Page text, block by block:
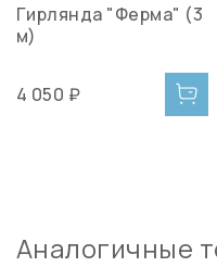
Гирлянда "Ферма" (3
м)
4 050 ₽
Аналогичные